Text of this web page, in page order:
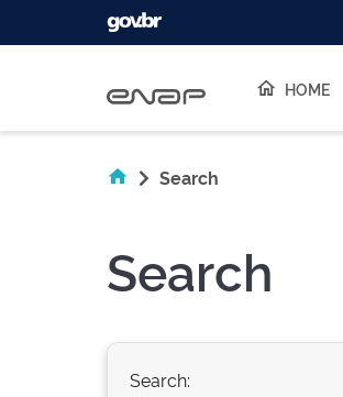
HOME
Search
Search
Search: